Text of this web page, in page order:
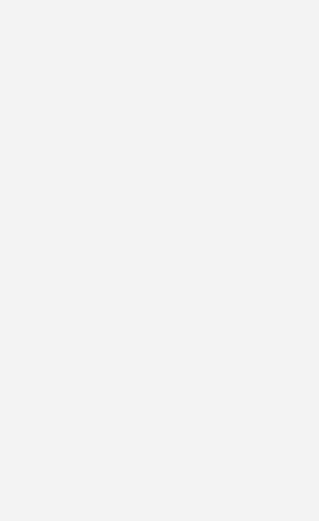
aus dem Jahr 2017. Neuere
Branche der Erneuerbaren Energien und
So waren im Jahr 2019 in Deutschland
dieser Sparte beschäftigt. Langfristig
Anzahl der Beschäftigten gegenüber
Doch nach 2011 ging die Beschäftigung
war fast ausschließlich auf die
wo die Beschäftigung innerhalb von
Personen sank. Verantwortlich dafür
im wichtigsten Teilbereich der
Stichwort Strompreisbremse.
kam es bislang nicht: Nur von 2015 auf
Beschäftigung im Bereich erneuerbarer
allem wegen eines Anstiegs in der